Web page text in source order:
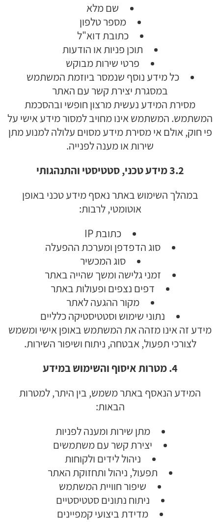
שם מלא
מספר טלפון
כתובת דוא"ל
תוכן פניות או הודעות
פרטי שירות מבוקש
כל מידע נוסף שנמסר ביוזמת המשתמש
במסגרת יצירת קשר עם האתר
מסירת המידע נעשית מרצון חופשי ובהסכמת
המשתמש. המשתמש אינו מחויב למסור מידע אישי על
פי חוק, אולם אי מסירת מידע מסוים עלולה למנוע מתן
שירות או מענה לפנייה.
3.2 מידע טכני, סטטיסטי והתנהגותי
במהלך השימוש באתר נאסף מידע טכני באופן
אוטומטי, לרבות:
כתובת IP
סוג הדפדפן ומערכת ההפעלה
סוג המכשיר
זמני גלישה ומשך שהייה באתר
דפים נצפים ופעולות באתר
מקור ההגעה לאתר
נתוני שימוש וסטטיסטיקה כלליים
מידע זה אינו מזהה את המשתמש באופן אישי ומשמש
לצורכי תפעול, אבטחה, ניתוח ושיפור השירות.
4. מטרות איסוף והשימוש במידע
המידע הנאסף באתר משמש, בין היתר, למטרות
הבאות:
מתן שירות ומענה לפניות
יצירת קשר עם משתמשים
ניהול לידים ולקוחות
תפעול, ניהול ותחזוקת האתר
שיפור חוויית המשתמש
ניתוח נתונים סטטיסטיים
מדידת ביצועי קמפיינים